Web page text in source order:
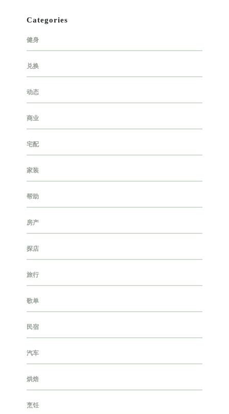
Categories
健身
兑换
动态
商业
宅配
家装
帮助
房产
探店
旅行
歌单
民宿
汽车
烘焙
烹饪